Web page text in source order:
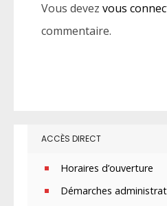
Vous devez vous
commentaire.
ACCÈS DIRECT
Horaires d’ouverture
Démarches